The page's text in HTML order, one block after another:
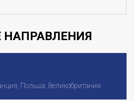
НАПРАВЛЕНИЯ
Польша, Великобритания